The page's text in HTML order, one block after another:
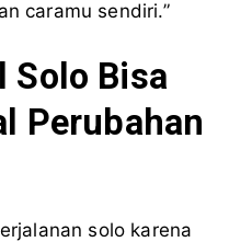
caramu sendiri.”
Solo Bisa
Perubahan
solo karena